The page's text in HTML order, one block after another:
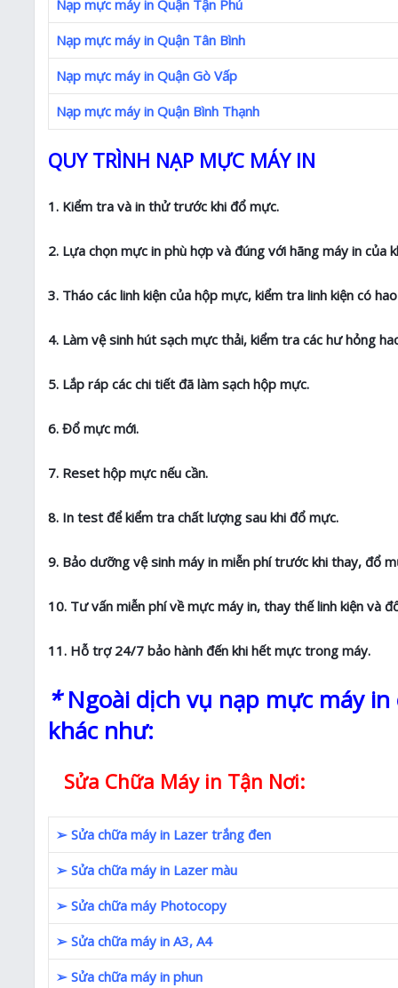
Nạp mực máy in Quận Tận Phú
Nạp mực máy in Quận Tân Bình
Nạp mực máy in Quận Gò Vấp
Nạp mực máy in Quận Bình Thạnh
QUY TRÌNH NẠP MỰC MÁY IN
1. Kiểm tra và in thử trước khi đổ mực.
2. Lựa chọn mực in phù hợp và đúng với hãng máy in của
3. Tháo các linh kiện của hộp mực, kiểm tra linh kiện có
4. Làm vệ sinh hút sạch mực thải, kiểm tra các hư hỏng
5. Lắp ráp các chi tiết đã làm sạch hộp mực.
6. Đổ mực mới.
7. Reset hộp mực nếu cần.
8. In test để kiểm tra chất lượng sau khi đổ mực.
9. Bảo dưỡng vệ sinh máy in miễn phí trước khi thay, đổ
10. Tư vấn miễn phí về mực máy in, thay thế linh kiện và
11. Hỗ trợ 24/7 bảo hành đến khi hết mực trong máy.
*Ngoài dịch vụ nạp mực máy in
khác như:
Sửa Chữa Máy in Tận Nơi:
➢ Sửa chữa máy in Lazer trắng đen
➢ Sửa chữa máy in Lazer màu
➢ Sửa chữa máy Photocopy
➢ Sửa chữa máy in A3, A4
➢ Sửa chữa máy in phun